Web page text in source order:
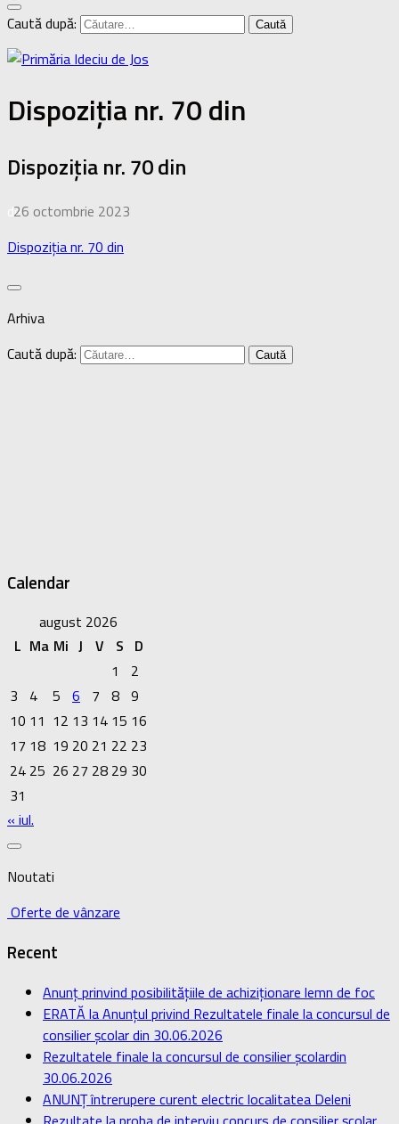
Caută după:
Dispoziția nr. 70 din
Dispoziția nr. 70 din
de·
26 octombrie 2023
Dispoziția nr. 70 din
Arhiva
Caută după:
Calendar
august 2026
L Ma Mi J V S D
1
2
3
4 5 6 7 8 9
10 11 12 13 14 15 16
17 18 19 20 21 22 23
24 25 26 27 28 29 30
31
« iul.
Noutati
Oferte de vânzare
Recent
Anunț prinvind posibilitățiile de achiziționare lemn de foc
ERATĂ la Anunțul privind Rezultatele finale la concursul de
consilier școlar din 30.06.2026
Rezultatele finale la concursul de consilier școlardin
30.06.2026
ANUNȚ întrerupere curent electric localitatea Deleni